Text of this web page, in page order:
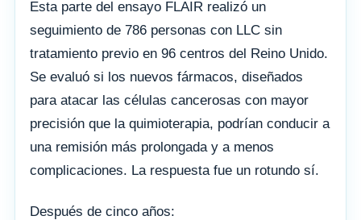
Esta parte del ensayo FLAIR realizó un
seguimiento de 786 personas con LLC sin
tratamiento previo en 96 centros del Reino Unido.
Se evaluó si los nuevos fármacos, diseñados
para atacar las células cancerosas con mayor
precisión que la quimioterapia, podrían conducir a
una remisión más prolongada y a menos
complicaciones. La respuesta fue un rotundo sí.
Después de cinco años: